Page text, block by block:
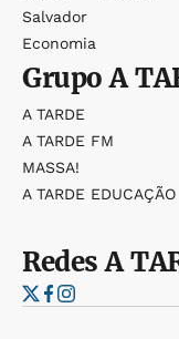
Salvador
Economia
GrupoA
A TARDE
A TARDE FM
MASSA!
A TARDE EDUCAÇÃO
RedesA